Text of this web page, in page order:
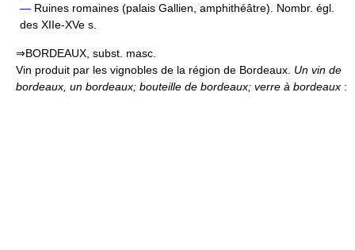
— Ruines romaines (palais Gallien, amphithéâtre). Nombr. égl.
des XIIe-XVe s.
⇒BORDEAUX, subst. masc.
Vin produit par les vignobles de la région de Bordeaux. Un vin de
bordeaux, un bordeaux; bouteille de bordeaux; verre à bordeaux :